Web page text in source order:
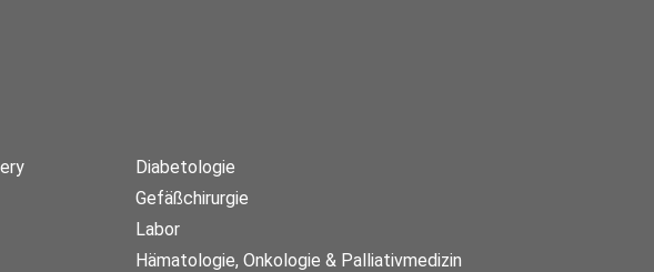
Diabetologie
Gefäßchirurgie
Labor
Hämatologie, Onkologie & Palliativmedizin